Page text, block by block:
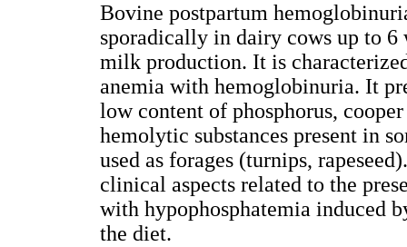
Bovine postpartum
sporadically in dairy cows up to 6
milk production. It is
anemia with hemoglobinuria. It
low content of phosphorus,
hemolytic substances present in
used as forages (turnips,
clinical aspects related to the
with hypophosphatemia induced
the diet.